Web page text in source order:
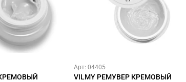
Арт: 04405
VILMY РЕМУВЕР КРЕМОВЫЙ